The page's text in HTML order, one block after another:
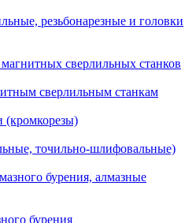
резьбонарезные и головки
сверлильных станков
сверлильным станкам
(кромкорезы)
точильно-шлифовальные)
бурения, алмазные
бурения